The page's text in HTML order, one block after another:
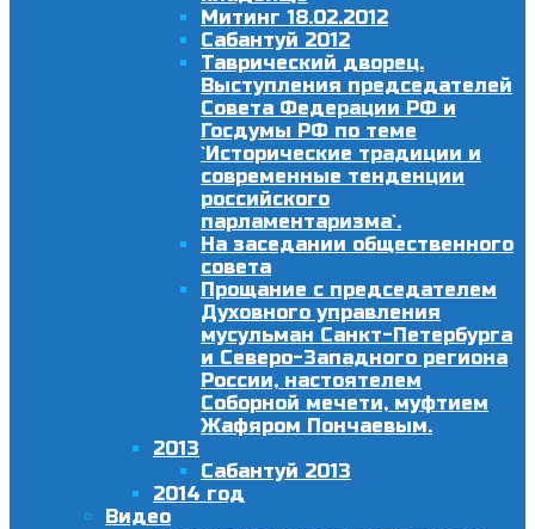
Митинг 18.02.2012
Сабантуй 2012
Таврический дворец.
Выступления председателей
Совета Федерации РФ и
Госдумы РФ по теме
`Исторические традиции и
современные тенденции
российского
парламентаризма`.
На заседании общественного
совета
Прощание с председателем
Духовного управления
мусульман Санкт-Петербурга
и Северо-Западного региона
России, настоятелем
Соборной мечети, муфтием
Жафяром Пончаевым.
2013
Сабантуй 2013
2014 год
Видео